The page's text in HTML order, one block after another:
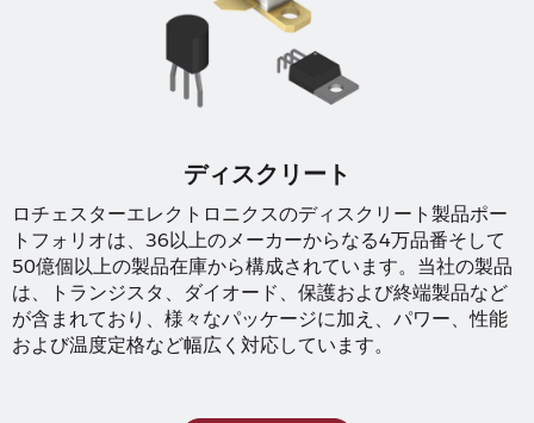
ディスクリート
ロチェスターエレクトロニクスのディスクリート製品ポー
トフォリオは、36以上のメーカーからなる4万品番そして
50億個以上の製品在庫から構成されています。当社の製品
は、トランジスタ、ダイオード、保護および終端製品など
が含まれており、様々なパッケージに加え、パワー、性能
および温度定格など幅広く対応しています。